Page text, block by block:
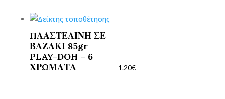
ΠΛΑΣΤΕΛΙΝΗ ΣΕ
ΒΑΖΑΚΙ 85gr
PLAY-DOH – 6
ΧΡΩΜΑΤΑ
1.20€